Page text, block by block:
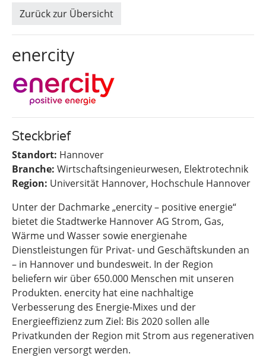
Zurück zur Übersicht
enercity
Steckbrief
Standort: Hannover
Branche: Wirtschaftsingenieurwesen, Elektrotechnik
Region: Universität Hannover, Hochschule Hannover
Unter der Dachmarke „enercity – positive energie“
bietet die Stadtwerke Hannover AG Strom, Gas,
Wärme und Wasser sowie energienahe
Dienstleistungen für Privat- und Geschäftskunden an
– in Hannover und bundesweit. In der Region
beliefern wir über 650.000 Menschen mit unseren
Produkten. enercity hat eine nachhaltige
Verbesserung des Energie-Mixes und der
Energieeffizienz zum Ziel: Bis 2020 sollen alle
Privatkunden der Region mit Strom aus regenerativen
Energien versorgt werden.